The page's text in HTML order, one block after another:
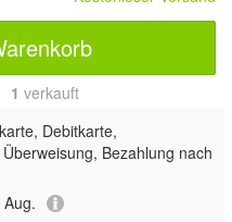
1 verkauft
Debitkarte,
Bezahlung nach